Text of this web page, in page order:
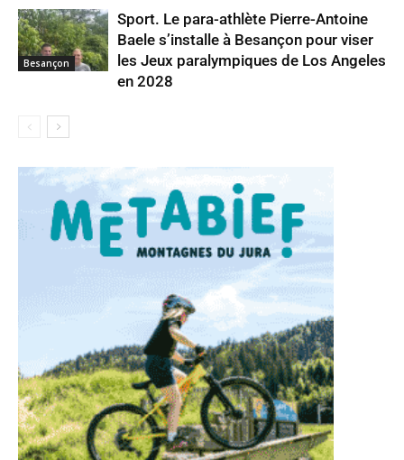
Besançon
Sport. Le para-athlète Pierre-Antoine
Baele s’installe à Besançon pour viser
les Jeux paralympiques de Los Angeles
en 2028